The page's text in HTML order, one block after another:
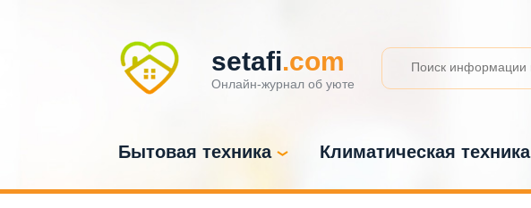
setafi.com
Онлайн-журнал об уюте
Бытовая техника Климатическая техника